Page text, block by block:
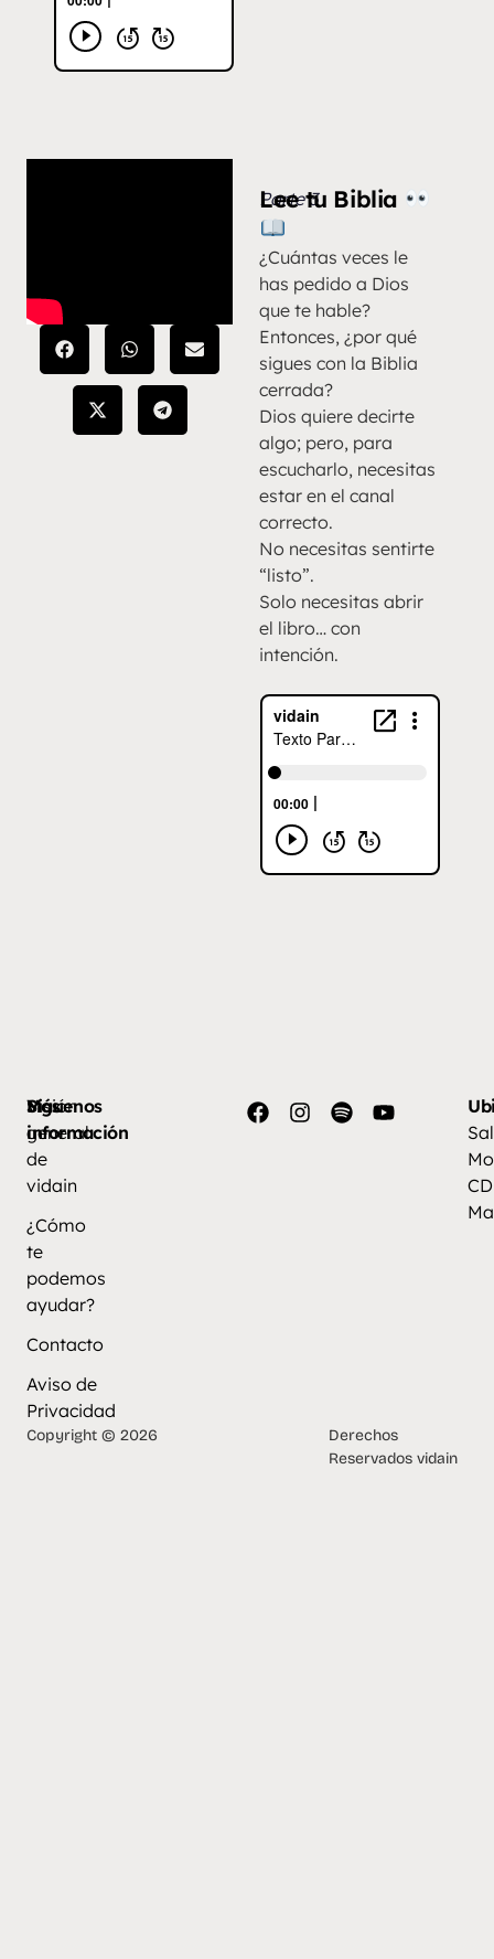
Parte 3
Lee tu Biblia
¿Cuántas veces le
has pedido a Dios
que te hable?
Entonces, ¿por qué
sigues con la Biblia
cerrada?
Dios quiere decirte
algo; pero, para
escucharlo, necesitas
estar en el canal
correcto.
No necesitas sentirte
“listo”.
Solo necesitas abrir
el libro… con
intención.
Más
información
Visión
general
de
vidain
¿Cómo
te
podemos
ayudar?
Contacto
Aviso de
Privacidad
Síguenos
Copyright © 2026
Derechos
Reservados vidain